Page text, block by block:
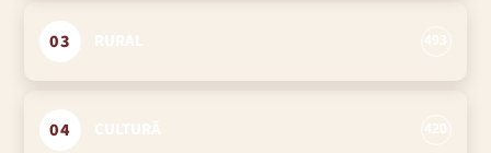
03
04